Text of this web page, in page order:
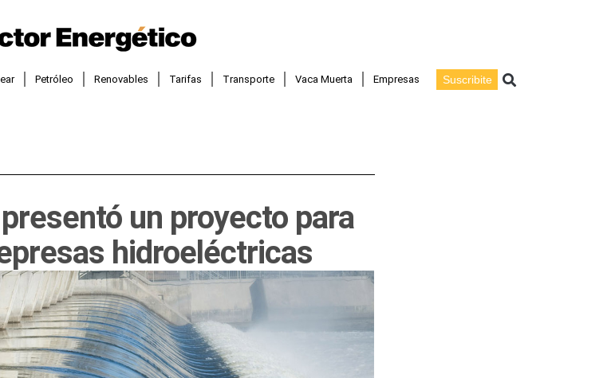
Petróleo Renovables Tarifas Transporte Vaca Muerta Empresas Suscribite Buscar
un proyecto para
hidroeléctricas